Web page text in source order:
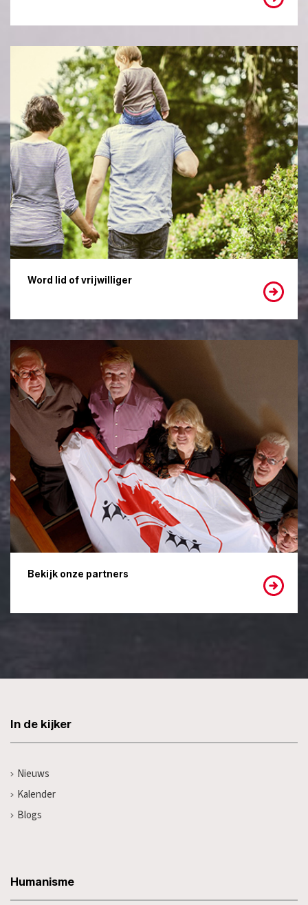
Word lid of vrijwilliger
Bekijk onze partners
In de kijker
Nieuws
Kalender
Blogs
Humanisme